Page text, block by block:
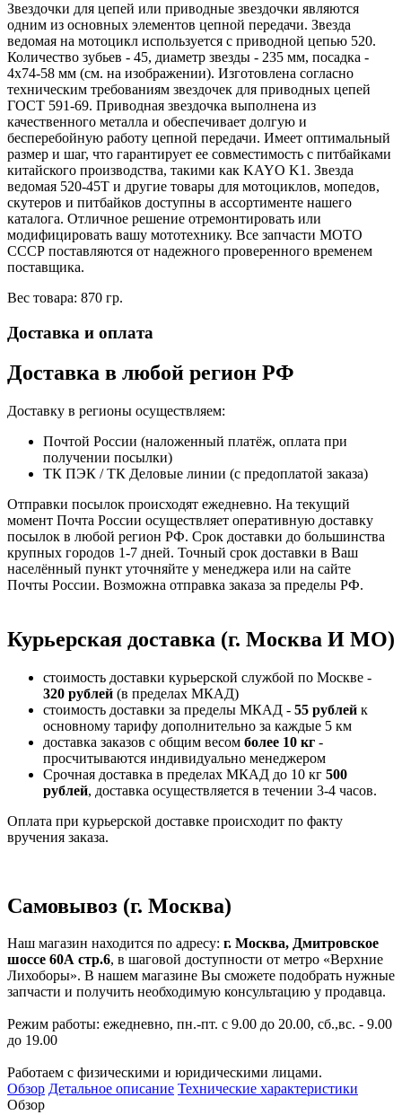
Звездочки для цепей или приводные звездочки являются
одним из основных элементов цепной передачи. Звезда
ведомая на мотоцикл используется с приводной цепью 520.
Количество зубьев - 45, диаметр звезды - 235 мм, посадка -
4х74-58 мм (см. на изображении). Изготовлена согласно
техническим требованиям звездочек для приводных цепей
ГОСТ 591-69. Приводная звездочка выполнена из
качественного металла и обеспечивает долгую и
бесперебойную работу цепной передачи. Имеет оптимальный
размер и шаг, что гарантирует ее совместимость с питбайками
китайского производства, такими как KAYO K1. Звезда
ведомая 520-45Т и другие товары для мотоциклов, мопедов,
скутеров и питбайков доступны в ассортименте нашего
каталога. Отличное решение отремонтировать или
модифицировать вашу мототехнику. Все запчасти МОТО
СССР поставляются от надежного проверенного временем
поставщика.
Вес товара: 870 гр.
Доставка и оплата
Доставка в любой регион РФ
Доставку в регионы осуществляем:
Почтой России (наложенный платёж, оплата при
получении посылки)
ТК ПЭК / ТК Деловые линии (с предоплатой заказа)
Отправки посылок происходят ежедневно. На текущий
момент Почта России осуществляет оперативную доставку
посылок в любой регион РФ. Срок доставки до большинства
крупных городов 1-7 дней. Точный срок доставки в Ваш
населённый пункт уточняйте у менеджера или на сайте
Почты России. Возможна отправка заказа за пределы РФ.
Курьерская доставка (г. Москва И МО)
стоимость доставки курьерской службой по Москве -
320 рублей (в пределах МКАД)
стоимость доставки за пределы МКАД - 55 рублей к
основному тарифу дополнительно за каждые 5 км
доставка заказов с общим весом более 10 кг -
просчитываются индивидуально менеджером
Срочная доставка в пределах МКАД до 10 кг 500
рублей, доставка осуществляется в течении 3-4 часов.
Оплата при курьерской доставке происходит по факту
вручения заказа.
Самовывоз (г. Москва)
Наш магазин находится по адресу: г. Москва, Дмитровское
шоссе 60А стр.6, в шаговой доступности от метро «Верхние
Лихоборы». В нашем магазине Вы сможете подобрать нужные
запчасти и получить необходимую консультацию у продавца.
Режим работы: ежедневно, пн.-пт. с 9.00 до 20.00, сб.,вс. - 9.00
до 19.00
Работаем с физическими и юридическими лицами.
Обзор Детальное описание Технические характеристики
Обзор